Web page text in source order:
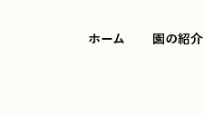
ホーム 園の紹介